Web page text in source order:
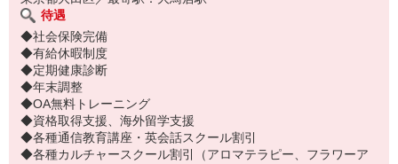
待遇
◆社会保険完備
◆有給休暇制度
◆定期健康診断
◆年末調整
◆OA無料トレーニング
◆資格取得支援、海外留学支援
◆各種通信教育講座・英会話スクール割引
◆各種カルチャースクール割引（アロマテラピー、フラワーア